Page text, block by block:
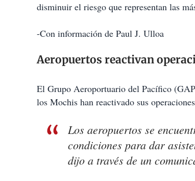
disminuir el riesgo que representan las
-Con información de Paul J. Ulloa
Aeropuertos reactivan
El Grupo Aeroportuario del Pacífico
los Mochis han reactivado sus
Los aeropuertos se
condiciones para dar
dijo a través de un